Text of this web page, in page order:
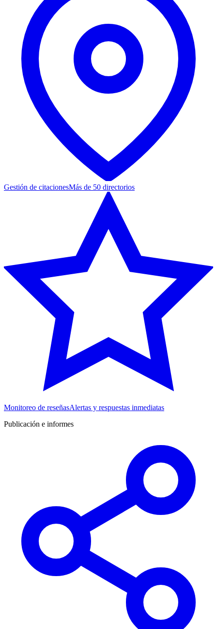
Gestión de citacionesMás de 50 directorios
Monitoreo de reseñasAlertas y respuestas inmediatas
Publicación e informes